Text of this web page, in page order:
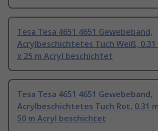
Tesa Tesa 4651 4651 Gewebeband,
Acrylbeschichtetes Tuch Weiß, 0.31
x 25 m Acryl beschichtet
Tesa Tesa 4651 4651 Gewebeband,
Acrylbeschichtetes Tuch Rot, 0.31
50 m Acryl beschichtet